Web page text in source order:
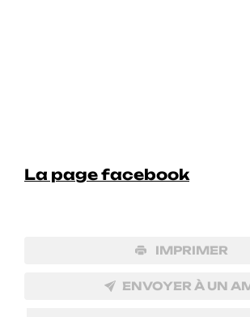
La page facebook
IMPRIMER
ENVOYER À UN